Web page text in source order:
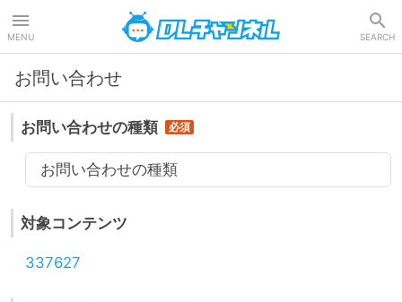
MENU SEARCH
お問い合わせ
お問い合わせの種類
お問い合わせの種類
対象コンテンツ
337627